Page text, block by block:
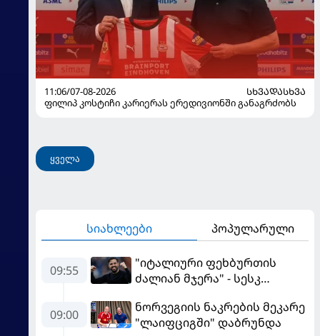
11:06/07-08-2026
ᲡᲮᲕᲐᲓᲐᲡᲮᲕᲐ
ფილიპ კოსტიჩი კარიერას ერედივიონში განაგრძობს
ყველა
სიახლეები პოპულარული
09:55
"იტალიური ფეხბურთის
ძალიან მჯერა" - სესკ
09:00
ნორვეგიის ნაკრების მეკარე
"ლაიფციგში" დაბრუნდა